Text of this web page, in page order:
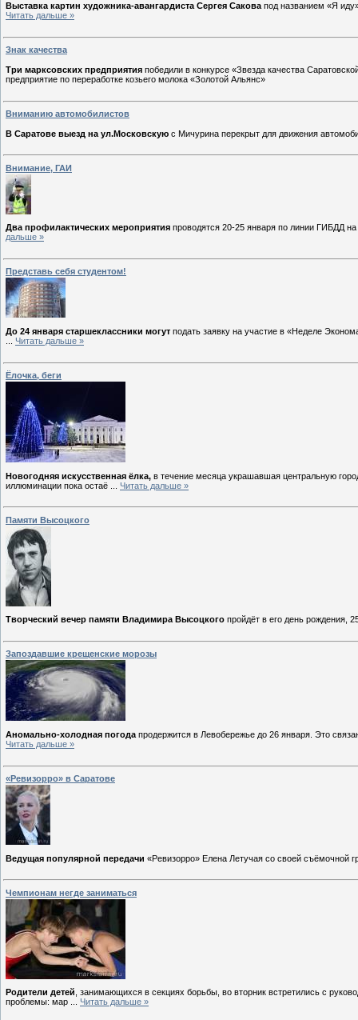
Выставка картин художника-авангардиста Сергея Сакова под названием «Я
Читать дальше »
Знак качества
Три марксовских предприятия победили в конкурсе «Звезда качества
предприятие по переработке козьего молока «Золотой Альянс»
Вниманию автомобилистов
В Саратове выезд на ул.Московскую с Мичурина перекрыт для движения
Внимание, ГАИ
Два профилактических мероприятия проводятся 20-25 января по линии ГИБДД
дальше »
Представь себя студентом!
До 24 января старшеклассники могут подать заявку на участие в «Неделе
Читать дальше »
Ёлочка, беги
Новогодняя искусственная ёлка, в течение месяца украшавшая центральную
иллюминации пока остаё
Читать дальше »
Памяти Высоцкого
Творческий вечер памяти Владимира Высоцкого пройдёт в его день рождения,
Запоздавшие крещенские морозы
Аномально-холодная погода продержится в Левобережье до 26 января. Это
Читать дальше »
«Ревизорро» в Саратове
Ведущая популярной передачи «Ревизорро» Елена Летучая со своей съёмочной
Чемпионам негде заниматься
Родители детей , занимающихся в секциях борьбы, во вторник встретились с
проблемы: мар
Читать дальше »